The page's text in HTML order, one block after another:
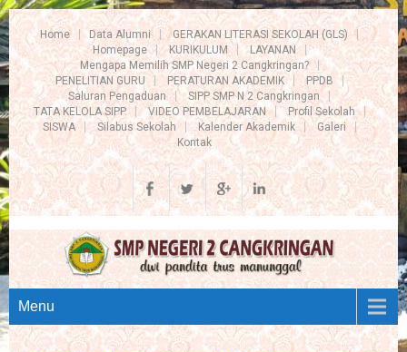
Home Data Alumni
GERAKAN LITERASI SEKOLAH (GLS)
Homepage
KURIKULUM
LAYANAN
Mengapa Memilih SMP Negeri 2 Cangkringan?
PENELITIAN GURU
PERATURAN AKADEMIK
PPDB
Saluran Pengaduan
SIPP SMP N 2 Cangkringan
TATA KELOLA SIPP
VIDEO PEMBELAJARAN
Profil Sekolah
SISWA
Silabus Sekolah Kalender Akademik
Galeri
Kontak
Menu